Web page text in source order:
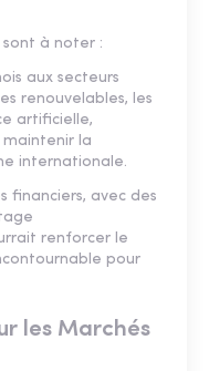
à noter :
aux secteurs
renouvelables, les
artificielle,
la
internationale.
financiers, avec des
renforcer le
pour
les Marchés